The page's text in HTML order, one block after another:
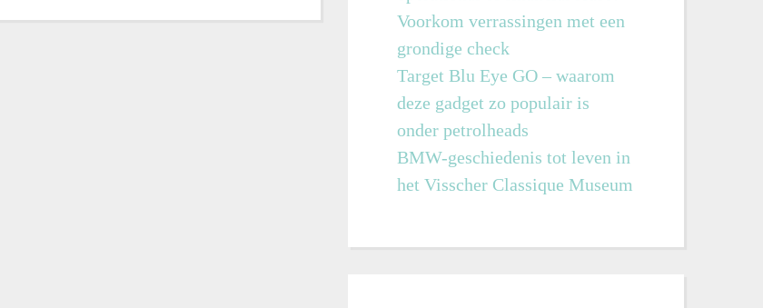
Voorkom verrassingen met een
grondige check
Target Blu Eye GO – waarom
deze gadget zo populair is
onder petrolheads
BMW-geschiedenis tot leven in
het Visscher Classique Museum